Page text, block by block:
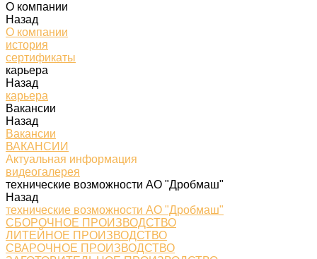
О компании
Назад
О компании
история
сертификаты
карьера
Назад
карьера
Вакансии
Назад
Вакансии
ВАКАНСИИ
Актуальная информация
видеогалерея
технические возможности АО "Дробмаш"
Назад
технические возможности АО "Дробмаш"
СБОРОЧНОЕ ПРОИЗВОДСТВО
ЛИТЕЙНОЕ ПРОИЗВОДСТВО
СВАРОЧНОЕ ПРОИЗВОДСТВО